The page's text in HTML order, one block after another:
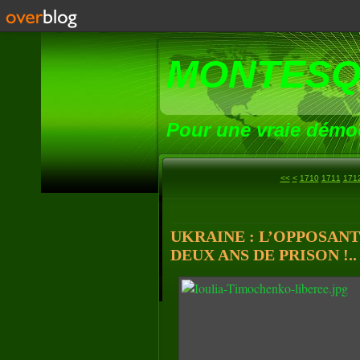
Pour une vraie
<< < 1700
1710 1711
UKRAINE :
DEUX ANS DE PRISON !..